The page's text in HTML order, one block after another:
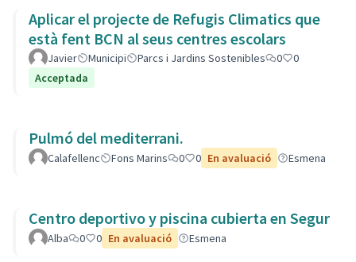
Aplicar el projecte de Refugis Climatics que
està fent BCN al seus centres escolars
Javier Municipi Parcs i Jardins Sostenibles 0
0
Acceptada
Pulmó del mediterrani.
Calafellenc Fons Marins 0 0 En avaluació Esmena
Centro deportivo y piscina cubierta en Segur
Alba 0 0 En avaluació Esmena